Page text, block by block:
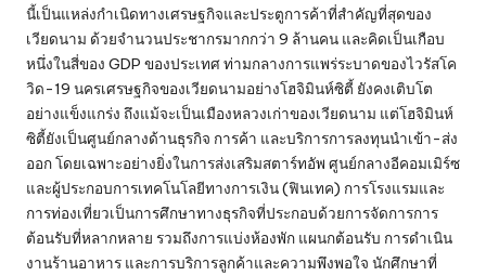
นี้เป็นแหล่งกำเนิดทางเศรษฐกิจและประตูการค้าที่สำคัญที่สุดของ
เวียดนาม ด้วยจำนวนประชากรมากกว่า 9 ล้านคน และคิดเป็นเกือบ
หนึ่งในสี่ของ GDP ของประเทศ ท่ามกลางการแพร่ระบาดของไวรัสโค
วิด-19 นครเศรษฐกิจของเวียดนามอย่างโฮจิมินห์ซิตี้ ยังคงเติบโต
อย่างแข็งแกร่ง ถึงแม้จะเป็นเมืองหลวงเก่าของเวียดนาม แต่โฮจิมินห์
ซิตี้ยังเป็นศูนย์กลางด้านธุรกิจ การค้า และบริการการลงทุนนำเข้า-ส่ง
ออก โดยเฉพาะอย่างยิ่งในการส่งเสริมสตาร์ทอัพ ศูนย์กลางอีคอมเมิร์ซ
และผู้ประกอบการเทคโนโลยีทางการเงิน (ฟินเทค) การโรงแรมและ
การท่องเที่ยวเป็นการศึกษาทางธุรกิจที่ประกอบด้วยการจัดการการ
ต้อนรับที่หลากหลาย รวมถึงการแบ่งห้องพัก แผนกต้อนรับ การดำเนิน
งานร้านอาหาร และการบริการลูกค้าและความพึงพอใจ นักศึกษาที่